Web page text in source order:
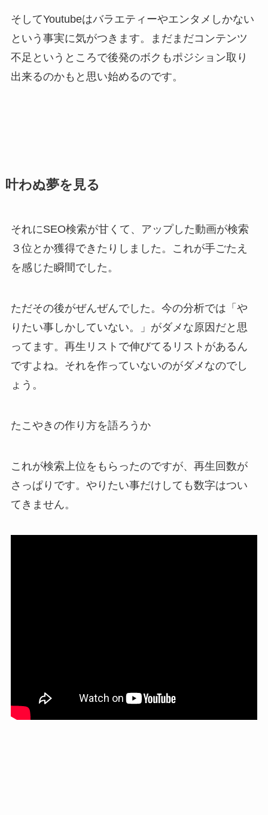
そしてYoutubeはバラエティーやエンタメしかない
という事実に気がつきます。まだまだコンテンツ
不足というところで後発のボクもポジション取り
出来るのかもと思い始めるのです。
叶わぬ夢を見る
それにSEO検索が甘くて、アップした動画が検索
３位とか獲得できたりしました。これが手ごたえ
を感じた瞬間でした。
ただその後がぜんぜんでした。今の分析では「や
りたい事しかしていない。」がダメな原因だと思
ってます。再生リストで伸びてるリストがあるん
ですよね。それを作っていないのがダメなのでし
ょう。
たこやきの作り方を語ろうか
これが検索上位をもらったのですが、再生回数が
さっぱりです。やりたい事だけしても数字はつい
てきません。